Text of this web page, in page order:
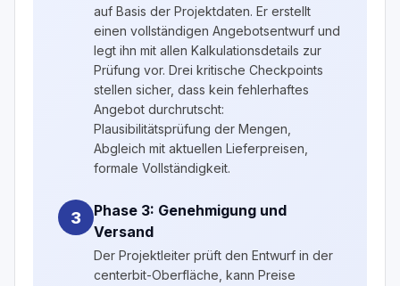
auf Basis der Projektdaten. Er erstellt
einen vollständigen Angebotsentwurf und
legt ihn mit allen Kalkulationsdetails zur
Prüfung vor. Drei kritische Checkpoints
stellen sicher, dass kein fehlerhaftes
Angebot durchrutscht:
Plausibilitätsprüfung der Mengen,
Abgleich mit aktuellen Lieferpreisen,
formale Vollständigkeit.
3
Phase 3: Genehmigung und
Versand
Der Projektleiter prüft den Entwurf in der
centerbit-Oberfläche, kann Preise